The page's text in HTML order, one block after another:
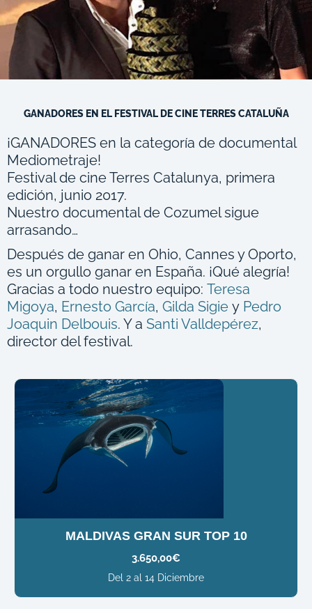
GANADORES EN EL FESTIVAL DE CINE TERRES CATALUÑA
¡GANADORES en la categoría de documental
Mediometraje!
Festival de cine Terres Catalunya, primera
edición, junio 2017.
Nuestro documental de Cozumel sigue
arrasando…
Después de ganar en Ohio, Cannes y Oporto,
es un orgullo ganar en España. ¡Qué alegría!
Gracias a todo nuestro equipo: Teresa
Migoya, Ernesto García, Gilda Sigie y Pedro
Joaquin Delbouis. Y a Santi Valldepérez,
director del festival.
MALDIVAS GRAN SUR TOP 10
3.650,00€
Del 2 al 14 Diciembre